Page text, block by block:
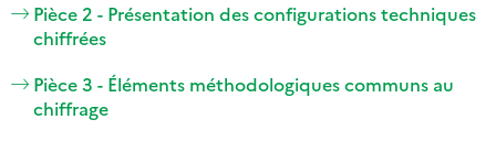
Pièce 2 - Présentation des configurations techniques
chiffrées
Pièce 3 - Éléments méthodologiques communs au
chiffrage